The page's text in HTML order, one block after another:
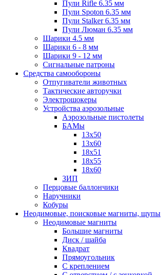
Пули Rifle 6.35 мм
Пули Spoton 6.35 мм
Пули Stalker 6.35 мм
Пули Люман 6.35 мм
Шарики 4.5 мм
Шарики 6 - 8 мм
Шарики 9 - 12 мм
Сигнальные патроны
Средства самообороны
Отпугиватели животных
Тактические авторучки
Электрошокеры
Устройства аэрозольные
Аэрозольные пистолеты
БАМы
13х50
13х60
18х51
18х55
18х60
ЗИП
Перцовые баллончики
Наручники
Кобуры
Неодимовые, поисковые магниты, щупы
Неодимовые магниты
Большие магниты
Диск / шайба
Квадрат
Прямоугольник
С креплением